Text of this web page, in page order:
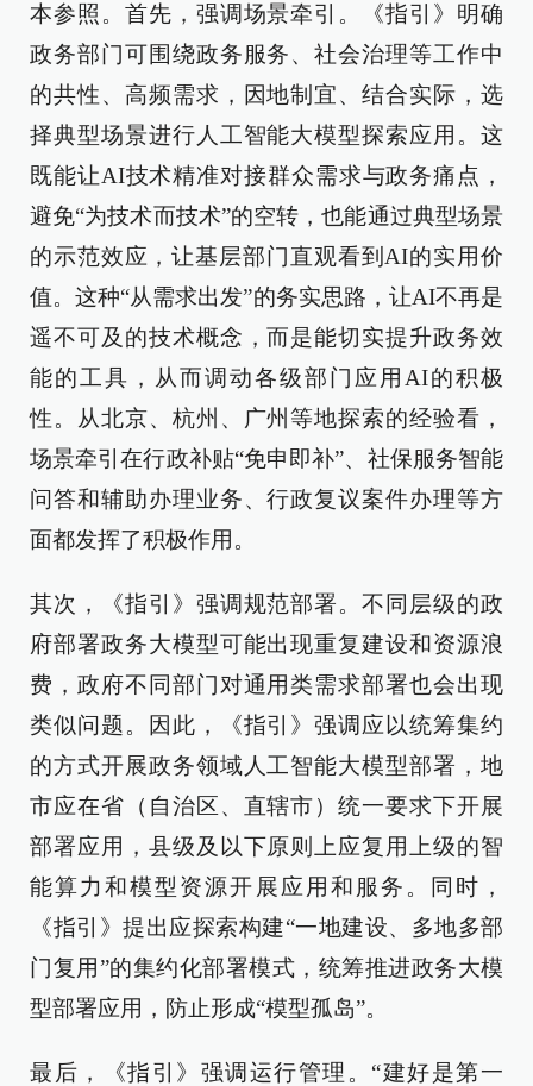
本参照。首先，强调场景牵引。《指引》明确
政务部门可围绕政务服务、社会治理等工作中
的共性、高频需求，因地制宜、结合实际，选
择典型场景进行人工智能大模型探索应用。这
既能让AI技术精准对接群众需求与政务痛点，
避免“为技术而技术”的空转，也能通过典型场景
的示范效应，让基层部门直观看到AI的实用价
值。这种“从需求出发”的务实思路，让AI不再是
遥不可及的技术概念，而是能切实提升政务效
能的工具，从而调动各级部门应用AI的积极
性。从北京、杭州、广州等地探索的经验看，
场景牵引在行政补贴“免申即补”、社保服务智能
问答和辅助办理业务、行政复议案件办理等方
面都发挥了积极作用。
其次，《指引》强调规范部署。不同层级的政
府部署政务大模型可能出现重复建设和资源浪
费，政府不同部门对通用类需求部署也会出现
类似问题。因此，《指引》强调应以统筹集约
的方式开展政务领域人工智能大模型部署，地
市应在省（自治区、直辖市）统一要求下开展
部署应用，县级及以下原则上应复用上级的智
能算力和模型资源开展应用和服务。同时，
《指引》提出应探索构建“一地建设、多地多部
门复用”的集约化部署模式，统筹推进政务大模
型部署应用，防止形成“模型孤岛”。
最后，《指引》强调运行管理。“建好是第一